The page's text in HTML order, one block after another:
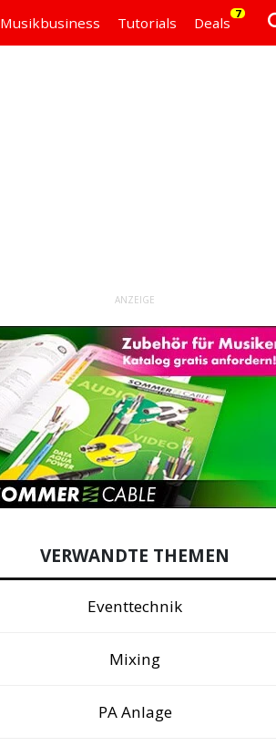
Musikbusiness Tutorials Deals
7
ANZEIGE
VERWANDTE THEMEN
Eventtechnik
Mixing
PA Anlage